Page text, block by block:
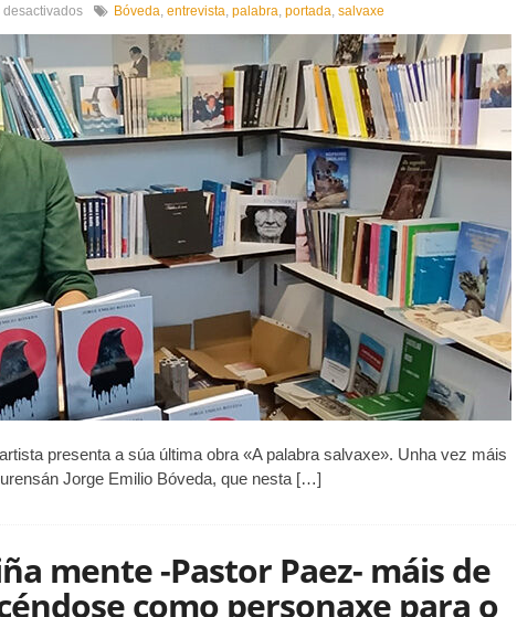
en
tan
libres
que
petan
nos
límites
corrección
ás
veces»
Bóveda entrevista palabra portada salvaxe
presenta a súa última obra «A palabra salvaxe». Unha vez máis
Jorge Emilio Bóveda, que nesta […]
mente -Pastor Paez- máis de
como personaxe para o